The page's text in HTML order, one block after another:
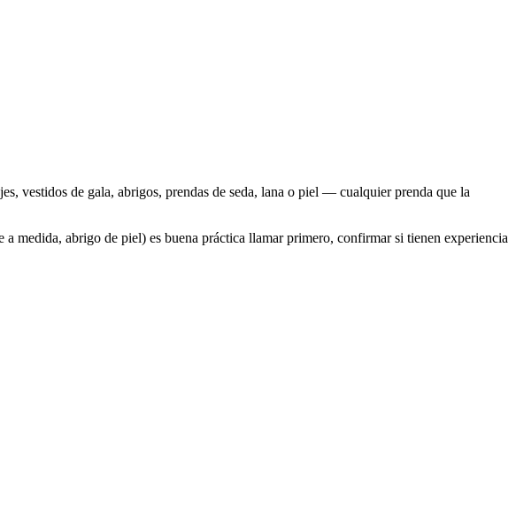
vestidos de gala, abrigos, prendas de seda, lana o piel — cualquier prenda que la
medida, abrigo de piel) es buena práctica llamar primero, confirmar si tienen experiencia